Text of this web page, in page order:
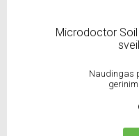
Microdoctor Soil
Naudingas